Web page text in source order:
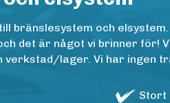
bränslesystem och
det är något vi brinner för!
verkstad/lager. Vi har ingen
Stort